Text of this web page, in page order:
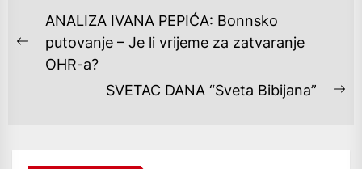
NAVIGACIJA
OBJAVA
Previous
post:
ANALIZA IVANA PEPIĆA: Bonnsko
putovanje – Je li vrijeme za zatvaranje
OHR-a?
SVETAC DANA “Sveta Bibijana”